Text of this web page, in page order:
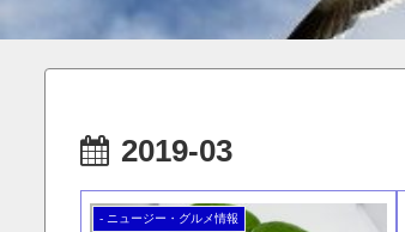
2019-03
- ニュージー・グルメ情報